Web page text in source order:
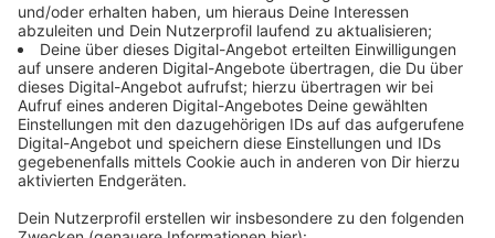
Stationen, wo die Teilnehmerinnen und Teilnehmer
Pause machen und sich für die restliche Strecke
stärken können.
Die offizielle Eröffnung der Tour de Ahrtal findet am
Sonntag um 10 Uhr am Curtius-Schulten-Platz in
Blankenheim statt. Für den Tag bietet die RVK einen
kostenlosen Busshuttle
Bahnhof in Mechernich bis zum Bahnhof nach